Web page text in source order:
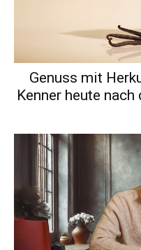
Genuss mit
Kenner heute